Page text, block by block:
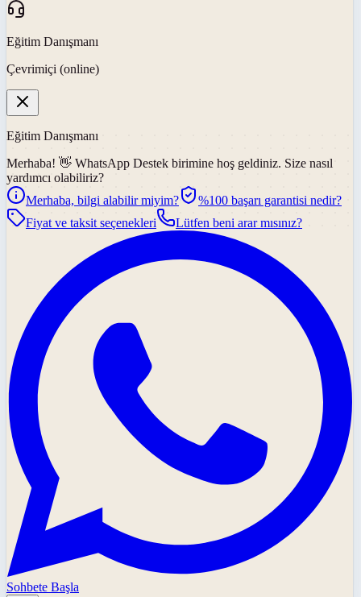
Eğitim Danışmanı
Çevrimiçi (online)
Eğitim Danışmanı
Merhaba! 👋 WhatsApp Destek birimine hoş geldiniz. Size nasıl
yardımcı olabiliriz?
Merhaba, bilgi alabilir miyim?
%100 başarı garantisi nedir?
Fiyat ve taksit seçenekleri
Lütfen beni arar mısınız?
Sohbete Başla